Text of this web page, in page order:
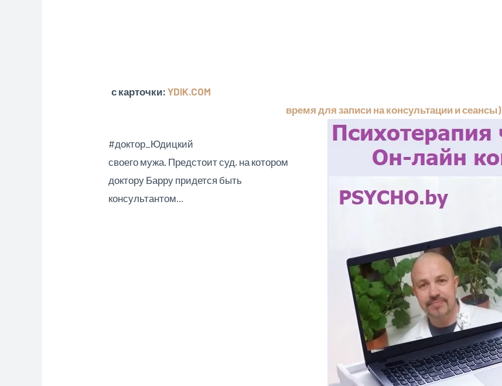
с карточки: YDIK.COM
время для записи на консультации и сеансы)
#доктор_Юдицкий
своего мужа. Предстоит суд, на котором
доктору Барру придется быть
консультантом…